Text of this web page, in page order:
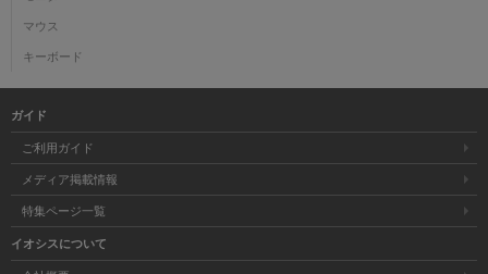
マウス
キーボード
ガイド
ご利用ガイド
メディア掲載情報
特集ページ一覧
イオシスについて